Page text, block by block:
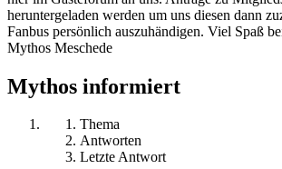
heruntergeladen werden um uns diesen dann
Fanbus persönlich auszuhändigen. Viel Spaß
Mythos Meschede
Mythos informiert
Thema
Antworten
Letzte Antwort